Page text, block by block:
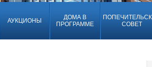
АУКЦИОНЫ
ДОМА В
ПРОГРАММЕ
СОВЕТ